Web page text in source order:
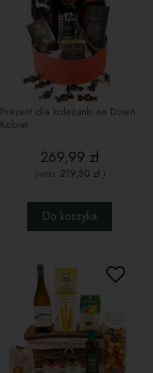
Prezent dla koleżanki na Dzień
Kobiet
269,99 zł
(netto: 219,50 zł)
Do koszyka